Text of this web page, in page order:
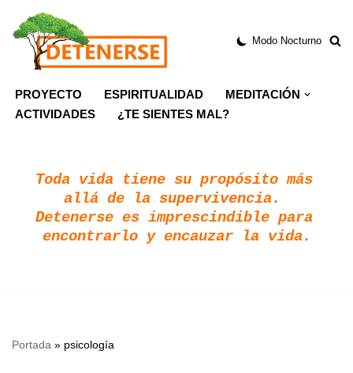
Saltar
Modo Nocturno
PROYECTO ESPIRITUALIDAD
MEDITACIÓN
ACTIVIDADES
¿TE SIENTES MAL?
Toda vida tiene su propósito más
allá de la supervivencia.
Detenerse es imprescindible para
encontrarlo y encauzar la vida.
Portada » psicología